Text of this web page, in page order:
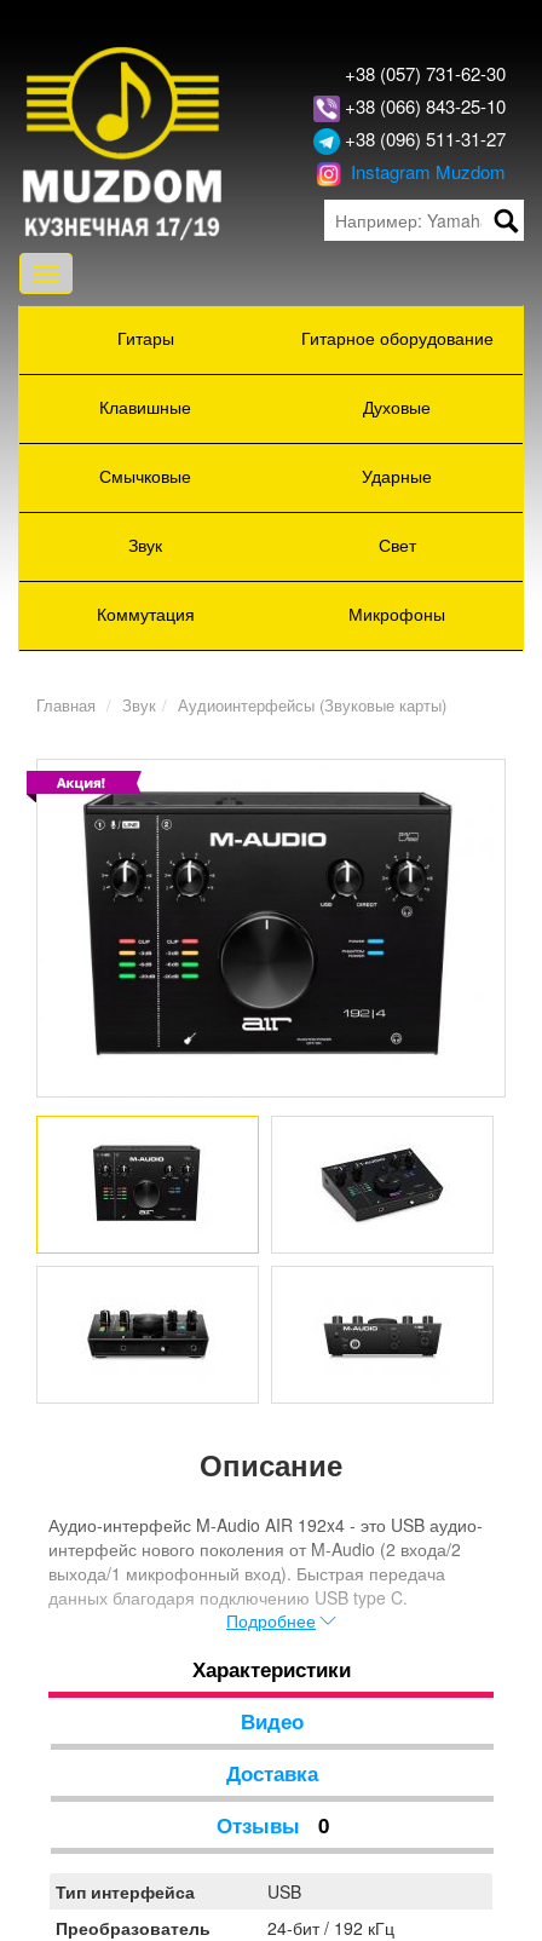
+38 (057) 731-62-30
+38 (066) 843-25-10
+38 (096) 511-31-27
Instagram Muzdom
Toggle
navigation
Гитары
Гитарное оборудование
Клавишные Духовые
Смычковые Ударные
Звук Свет
Коммутация Микрофоны
Главная Звук Аудиоинтерфейсы (Звуковые карты)
Описание
Аудио-интерфейс M-Audio AIR 192x4 - это USB аудио-
интерфейс нового поколения от M-Audio (2 входа/2
выхода/1 микрофонный вход). Быстрая передача
данных благодаря подключению USB type C.
Кристально чистый звук и ультра-точные конвертеры
Подробнее
Характеристики
Видео
Доставка
Отзывы
0
Тип интерфейса
USB
Преобразователь
24-бит / 192 кГц